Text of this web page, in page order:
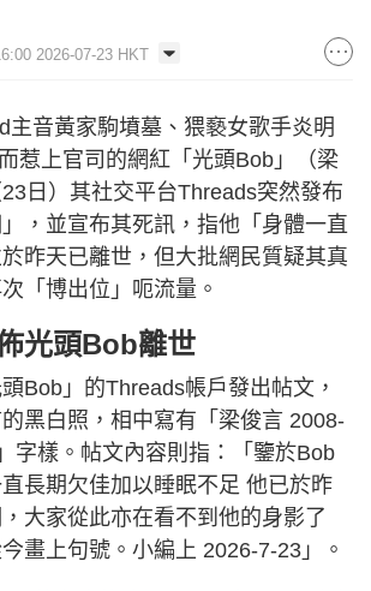
2026-07-23 HKT
主音黃家駒墳墓、猥褻女歌手炎明
惹上官司的網紅「光頭Bob」（梁
日）其社交平台Threads突然發布
，並宣布其死訊，指他「身體一直
昨天已離世，但大批網民質疑其真
「博出位」呃流量。
光頭Bob離世
Bob」的Threads帳戶發出帖文，
黑白照，相中寫有「梁俊言 2008-
字樣。帖文內容則指：「鑒於Bob
長期欠佳加以睡眠不足 他已於昨
大家從此亦在看不到他的身影了
畫上句號。小編上 2026-7-23」。